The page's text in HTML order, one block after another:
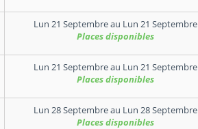
Lun 21 Septembreau Lun 21 Septembre
Places disponibles
Lun 21 Septembreau Lun 21 Septembre
Places disponibles
Lun 28 Septembreau Lun 28 Septembre
Places disponibles